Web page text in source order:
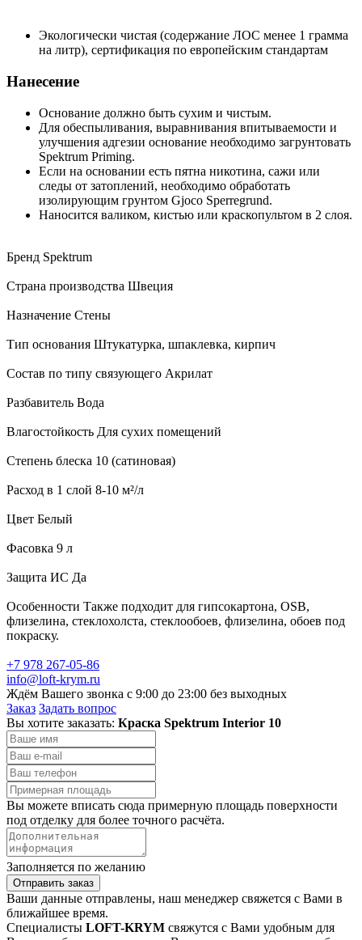
Экологически чистая (содержание ЛОС менее 1 грамма
на литр), сертификация по европейским стандартам
Нанесение
Основание должно быть сухим и чистым.
Для обеспыливания, выравнивания впитываемости и
улучшения адгезии основание необходимо загрунтовать
Spektrum Priming.
Если на основании есть пятна никотина, сажи или
следы от затоплений, необходимо обработать
изолирующим грунтом Gjoco Sperregrund.
Наносится валиком, кистью или краскопультом в 2 слоя.
Бренд Spektrum
Страна производства Швеция
Назначение Стены
Тип основания Штукатурка, шпаклевка, кирпич
Состав по типу связующего Акрилат
Разбавитель Вода
Влагостойкость Для сухих помещений
Степень блеска 10 (сатиновая)
Расход в 1 слой 8-10 м²/л
Цвет Белый
Фасовка 9 л
Защита ИС Да
Особенности Также подходит для гипсокартона, OSB,
флизелина, стеклохолста, стеклообоев, флизелина, обоев под
покраску.
+7 978 267-05-86
info@loft-krym.ru
Ждём Вашего звонка с 9:00 до 23:00 без выходных
Заказ Задать вопрос
Вы хотите заказать: Краска Spektrum Interior 10
Вы можете вписать сюда примерную площадь поверхности
под отделку для более точного расчёта.
Заполняется по желанию
Отправить заказ
Ваши данные отправлены, наш менеджер свяжется с Вами в
ближайшее время.
Специалисты LOFT-KRYM свяжутся с Вами удобным для